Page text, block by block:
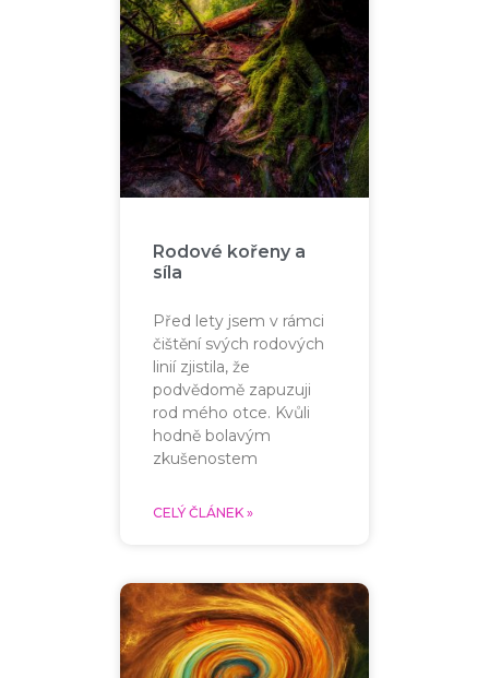
Rodové kořeny a
síla
Před lety jsem v rámci
čištění svých rodových
linií zjistila, že
podvědomě zapuzuji
rod mého otce. Kvůli
hodně bolavým
zkušenostem
CELÝ ČLÁNEK »